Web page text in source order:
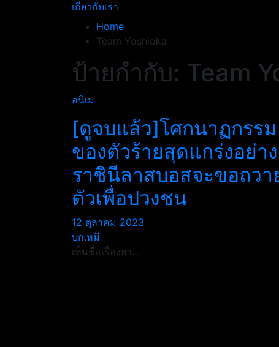
เกี่ยวกับเรา
Home
Team Yoshioka
ป้ายกำกับ: Team
อนิเม
[ดูจบแล้ว]โศกนาฏกรรม
ของตัวร้ายสุดแกร่งอย่าง
ราชินีลาสบอสจะขอถวา
ตัวเพื่อปวงชน
12 ตุลาคม 2023
บก.หมี
เห็นชื่อเรื่องยา…